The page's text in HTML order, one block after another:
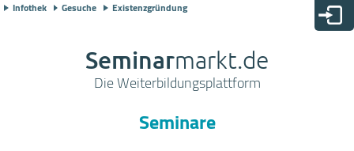
Infothek Gesuche Existenzgründung
Seminarmarkt.de
Die Weiterbildungsplattform
Seminare